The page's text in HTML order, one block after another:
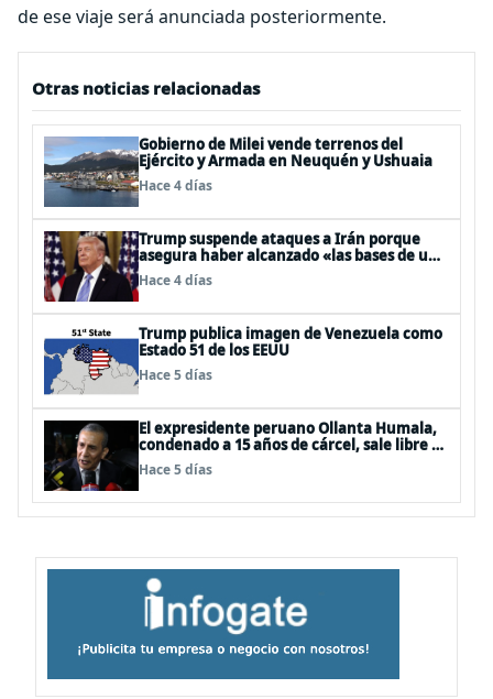
de ese viaje será anunciada posteriormente.
Otras noticias relacionadas
Gobierno de Milei vende terrenos del
Ejército y Armada en Neuquén y Ushuaia
Hace 4 días
Trump suspende ataques a Irán porque
asegura haber alcanzado «las bases de un
acuerdo»
Hace 4 días
Trump publica imagen de Venezuela como
Estado 51 de los EEUU
Hace 5 días
El expresidente peruano Ollanta Humala,
condenado a 15 años de cárcel, sale libre al
anularse su caso
Hace 5 días